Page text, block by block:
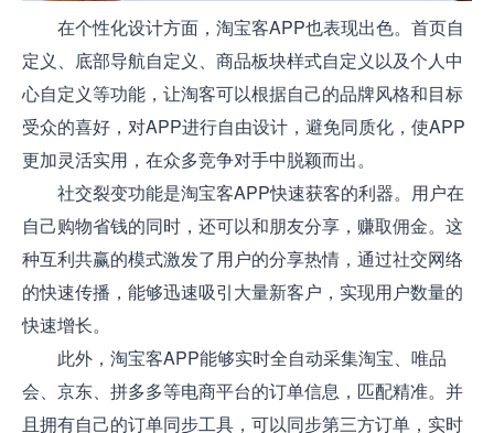
在个性化设计方面，淘宝客APP也表现出色。首页自
定义、底部导航自定义、商品板块样式自定义以及个人中
心自定义等功能，让淘客可以根据自己的品牌风格和目标
受众的喜好，对APP进行自由设计，避免同质化，使APP
更加灵活实用，在众多竞争对手中脱颖而出。
社交裂变功能是淘宝客APP快速获客的利器。用户在
自己购物省钱的同时，还可以和朋友分享，赚取佣金。这
种互利共赢的模式激发了用户的分享热情，通过社交网络
的快速传播，能够迅速吸引大量新客户，实现用户数量的
快速增长。
此外，淘宝客APP能够实时全自动采集淘宝、唯品
会、京东、拼多多等电商平台的订单信息，匹配精准。并
且拥有自己的订单同步工具，可以同步第三方订单，实时